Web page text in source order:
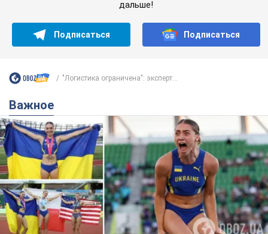
дальше!
Подписаться Подписаться
"Логистика ограничена": эксперт...
Важное